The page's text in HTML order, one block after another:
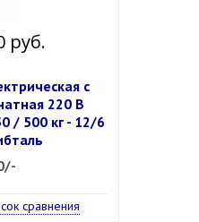
руб.
с
220 В
/ 500 кг - 12/6
сравнения